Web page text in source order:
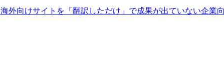
海外向けサイトを「翻訳しただけ」で成果が出ていない企業